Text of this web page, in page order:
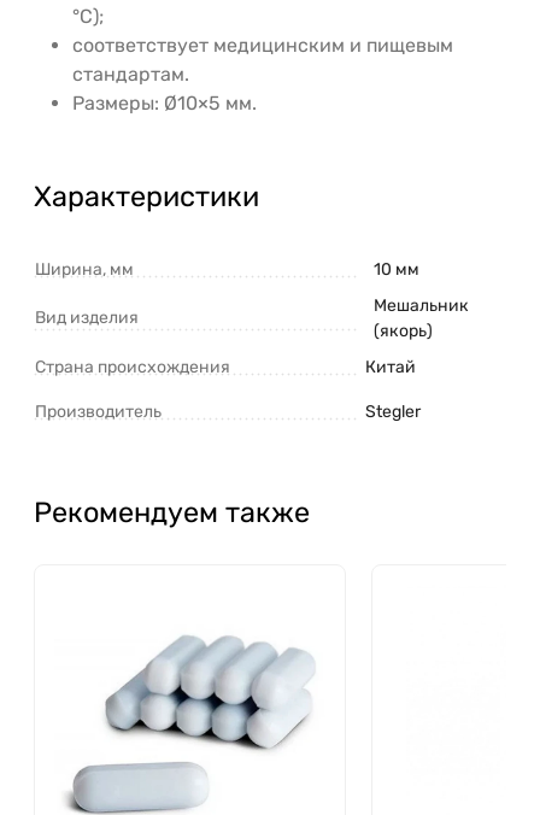
°C);
соответствует медицинским и пищевым
стандартам.
Размеры: Ø10×5 мм.
Характеристики
Ширина, мм 10 мм
Вид изделия
Мешальник
(якорь)
Страна происхождения
Китай
Производитель Stegler
Рекомендуем также